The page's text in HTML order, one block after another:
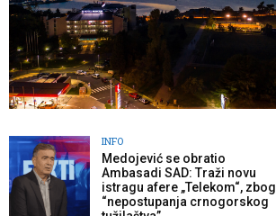
INFO
Medojević se obratio
Ambasadi SAD: Traži novu
istragu afere „Telekom“, zbog
“nepostupanja crnogorskog